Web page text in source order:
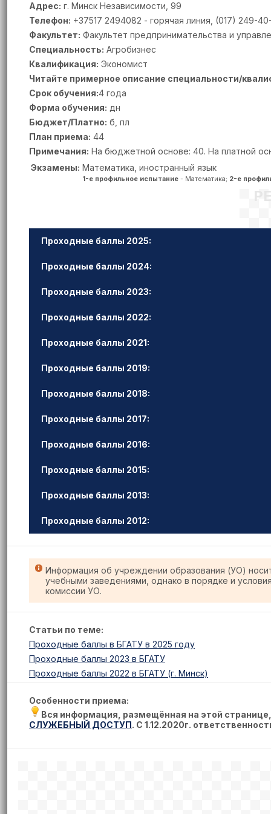
Адрес: г. Минск Независимости, 99
Телефон: +37517 2494082 - горячая линия, (017) 249-
Факультет: Факультет предпринимательства и
Специальность: Агробизнес
Квалификация: Экономист
Читайте примерное описание специальности/
Срок обучения:4 года
Форма обучения: дн
Бюджет/Платно: б, пл
План приема: 44
Примечания: На бюджетной основе: 40. На платной
Экзамены: Математика, иностранный язык
1-е профильное испытание - Математика; 2-е
Проходные баллы 2025:
Проходные баллы 2024:
Проходные баллы 2023:
Проходные баллы 2022:
Проходные баллы 2021:
Проходные баллы 2019:
Проходные баллы 2018:
Проходные баллы 2017:
Проходные баллы 2016:
Проходные баллы 2015:
Проходные баллы 2013:
Проходные баллы 2012:
Информация об учреждении образования (УО)
учебными заведениями, однако в порядке и
комиссии УО.
Статьи по теме:
Проходные баллы в БГАТУ в 2025 году
Проходные баллы 2023 в БГАТУ
Проходные баллы 2022 в БГАТУ (г. Минск)
Особенности приема:
Вся информация, размещённая на этой
СЛУЖЕБНЫЙ ДОСТУП. С 1.12.2020г.